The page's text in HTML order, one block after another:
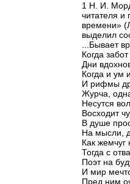
1 Н. И.
читателя и
времени»
выделил
...Бывает
Когда
Дни
Когда и ум
И рифмы
Журча,
Несутся
Восходит
В душе
На мысли,
Как жемчуг
Тогда с
Поэт на
И мир
Пред ним